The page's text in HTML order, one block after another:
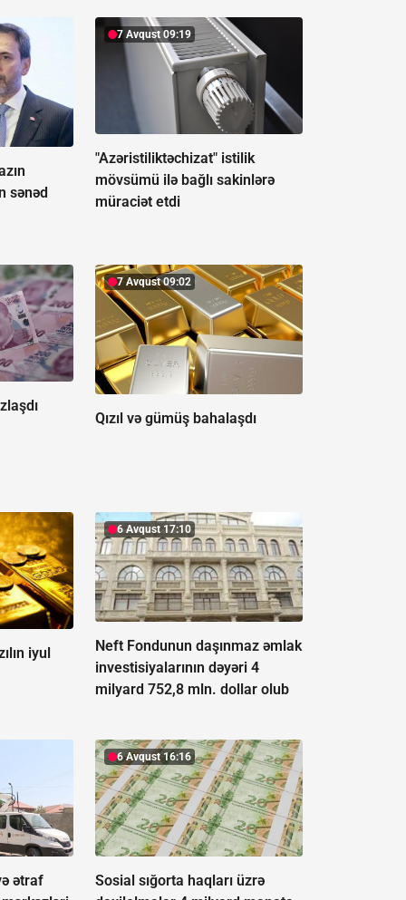
sənəd
7 Avqust 09:19
"Azəristiliktəchizat" istilik
mövsümü ilə bağlı sakinlərə
müraciət etdi
7 Avqust 09:02
Qızıl və gümüş bahalaşdı
iyul
6 Avqust 17:10
Neft Fondunun daşınmaz əmlak
investisiyalarının dəyəri 4
milyard 752,8 mln. dollar olub
ətraf
6 Avqust 16:16
Sosial sığorta haqları üzrə